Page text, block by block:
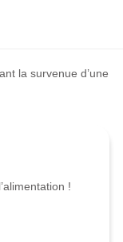
la survenue d’une
!